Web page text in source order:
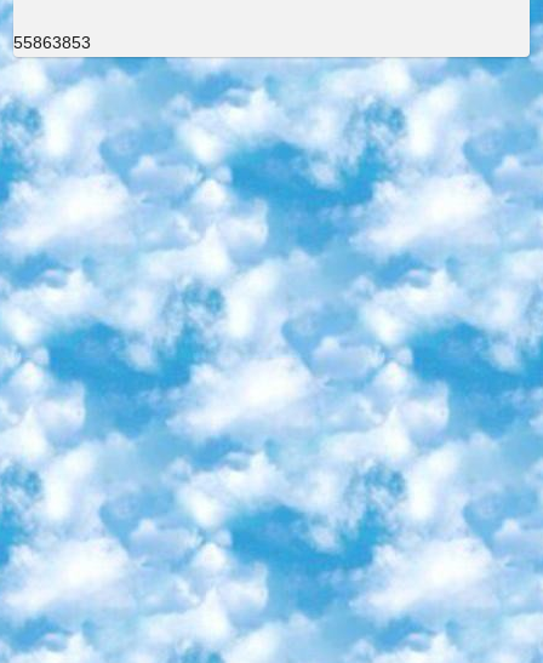
55863853